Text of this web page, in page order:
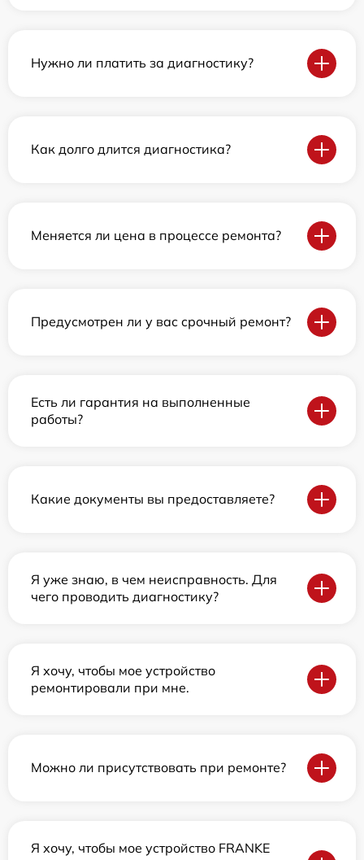
Нужно ли платить за диагностику?
Как долго длится диагностика?
Меняется ли цена в процессе ремонта?
Предусмотрен ли у вас срочный ремонт?
Есть ли гарантия на выполненные
работы?
Какие документы вы предоставляете?
Я уже знаю, в чем неисправность. Для
чего проводить диагностику?
Я хочу, чтобы мое устройство
ремонтировали при мне.
Можно ли присутствовать при ремонте?
Я хочу, чтобы мое устройство FRANKE